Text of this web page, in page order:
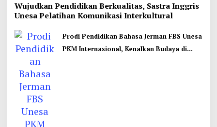
Wujudkan Pendidikan Berkualitas, Sastra Inggris
Unesa Pelatihan Komunikasi Interkultural
Prodi Pendidikan Bahasa Jerman FBS Unesa
PKM Internasional, Kenalkan Budaya di